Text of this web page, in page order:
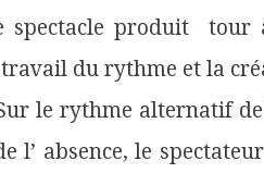
spectacle produit
du rythme et la
le rythme alternatif
l’ absence, le